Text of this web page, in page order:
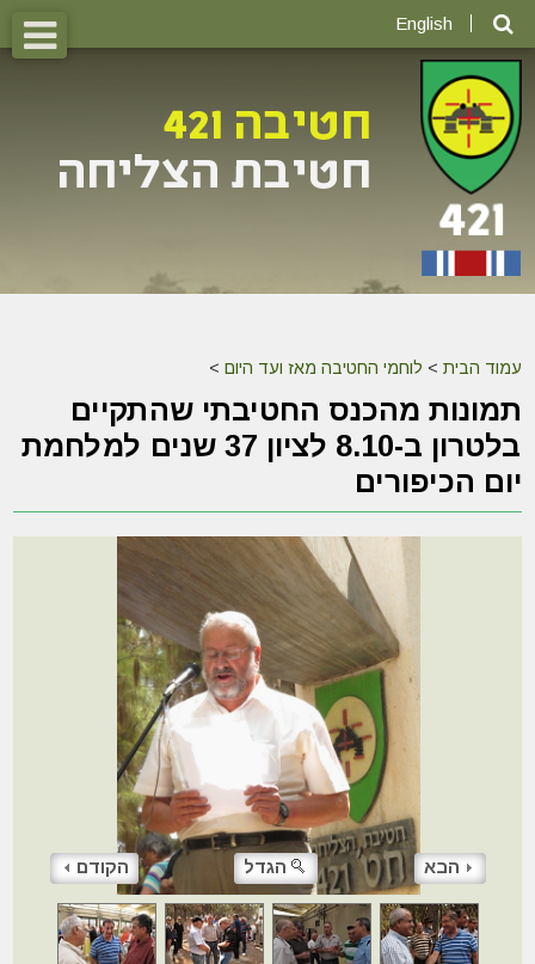
English
עמוד הבית > לוחמי החטיבה מאז ועד היום >
תמונות מהכנס החטיבתי שהתקיים
בלטרון ב-8.10 לציון 37 שנים למלחמת
יום הכיפורים
הקודם הגדל הבא